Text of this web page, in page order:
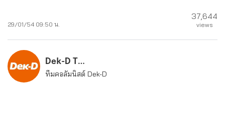
29/01/54 09:50 น.
37,644
views
Dek-D Team
ทีมคอลัมนิสต์ Dek-D